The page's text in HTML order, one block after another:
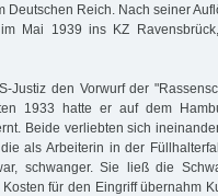
Deutschen Reich. Nach seiner
Mai 1939 ins KZ
Justiz den Vorwurf der
1933 hatte er auf dem
Beide verliebten sich
als Arbeiterin in der
schwanger. Sie ließ die
für den Eingriff übernahm